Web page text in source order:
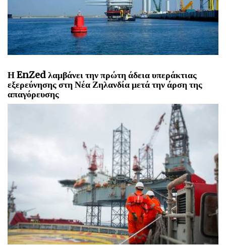
Η EnZed λαμβάνει την πρώτη άδεια υπεράκτιας
εξερεύνησης στη Νέα Ζηλανδία μετά την άρση της
απαγόρευσης